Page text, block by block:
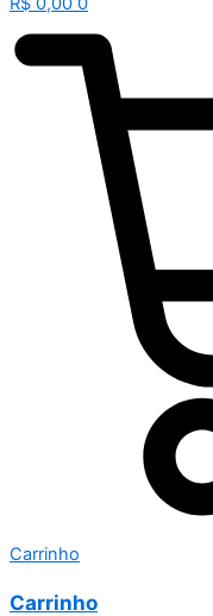
Carrinho
Carrinho